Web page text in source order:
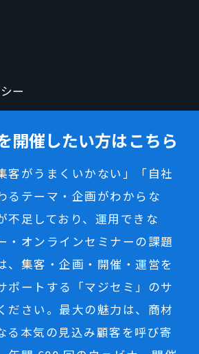
ー
開催したい方はこちら
客がうまくいかない」「自社
るテーマ・企画がわからな
不足しており、運用できな
・オンラインセミナーの課題
、集客・企画・開催・運営を
ポートする「マジセミ」のサ
ださい。最大の魅力は、商材
る本気の見込み顧客を呼び寄